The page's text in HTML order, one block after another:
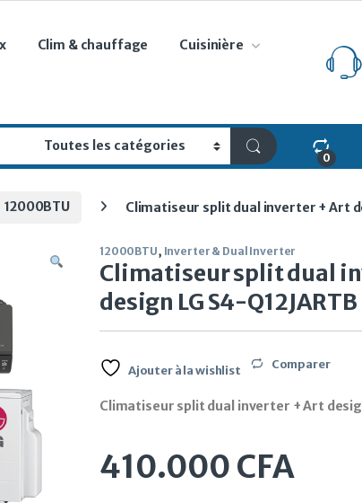
Clim & chauffage Cuisinière
0
12000BTU Climatiseur split dual inverter + Art
12000BTU, Inverter & Dual Inverter
Climatiseur split dual
design LG S4-Q12JARTB
Ajouter à la wishlist Comparer
Climatiseur split dual inverter + Art design
410.000 CFA